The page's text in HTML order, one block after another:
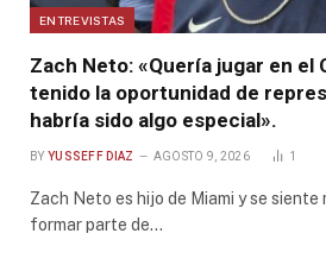
ENTREVISTAS
Zach Neto: «Quería jugar en el
tenido la oportunidad de
habría sido algo especial».
BY YUSSEFF DIAZ AGOSTO 9, 2026 1
Zach Neto es hijo de Miami y se siente
formar parte de…